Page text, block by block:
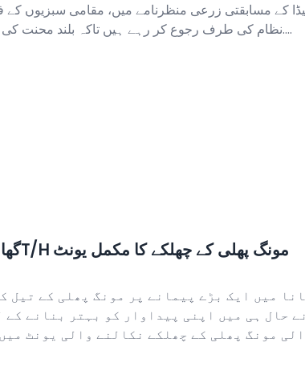
کے مسابقتی زرعی منظرنامے میں، مقامی سبزیوں کے
نظام کی طرف رجوع کر رہے ہیں تاکہ بلند محنت کی لاگت پر قابو پایا جا سکے....
گھانا کو برآمد کیا گیا 5T/H مونگ پھلی کے چھلکے کا مکمل یونٹ
میں ایک بڑے پیمانے پر مونگ پھلی کے تیل
نے حال ہی میں اپنی پیداوار کو بہتر بنانے کے